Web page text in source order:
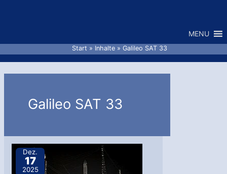
MENU
Start Inhalte Galileo SAT 33
Galileo SAT 33
Dez.
17
2025